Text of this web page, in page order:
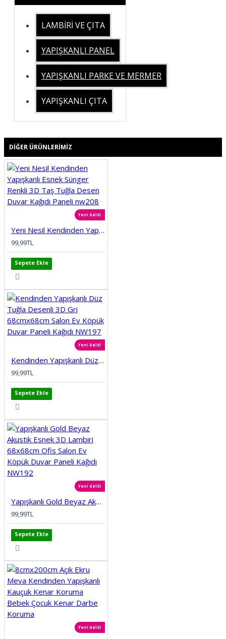
LAMBİRİ VE ÇITA
YAPIŞKANLI PANEL
YAPIŞKANLI PARKE VE MERMER
YAPIŞKANLI ÇITA
DIĞER ÜRÜNLERIMIZ
Yeni Geldi
Yeni Nesil Kendinden Yapışkanlı Esnek Sünger Renkli 3D Taş Tuğla Desen Duvar Kağıdı Paneli nw208
99,99TL
Sepete Ekle
Yeni Geldi
Kendinden Yapışkanlı Düz Tuğla Desenli 3D Gri 68cmx68cm Salon Ev Köpük Duvar Paneli Kağıdı NW197
99,99TL
Sepete Ekle
Yeni Geldi
Yapışkanlı Gold Beyaz Akustik Esnek 3D Lambiri 68x68cm Ofis Salon Ev Köpük Duvar Paneli Kağıdı NW192
99,99TL
Sepete Ekle
Yeni Geldi